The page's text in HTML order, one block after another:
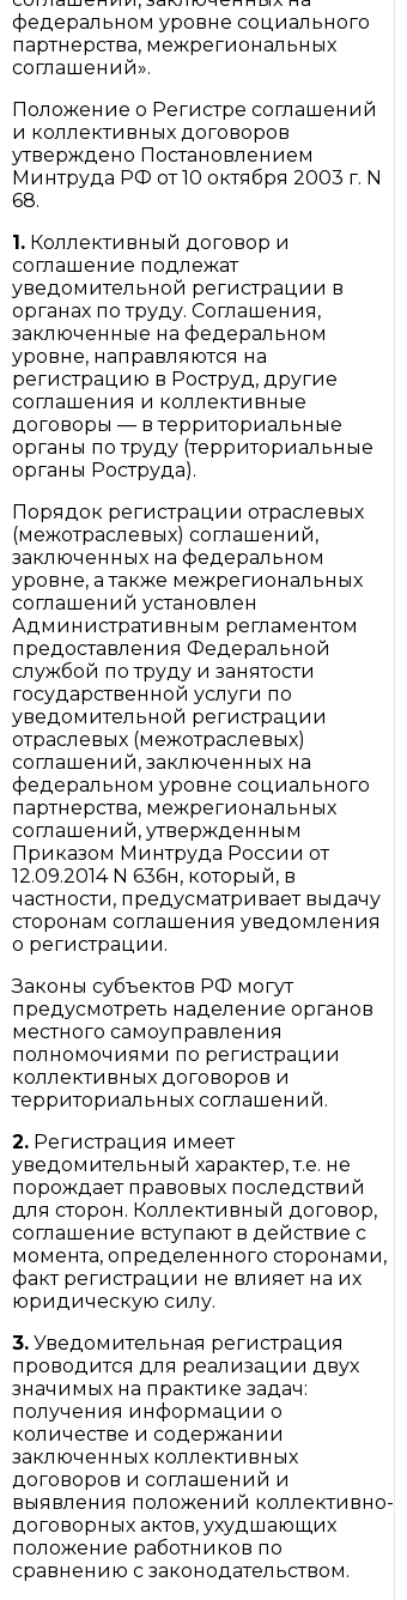
федеральном уровне социального
партнерства, межрегиональных
соглашений».
Положение о Регистре соглашений
и коллективных договоров
утверждено Постановлением
Минтруда РФ от 10 октября 2003 г. N
68.
1. Коллективный договор и
соглашение подлежат
уведомительной регистрации в
органах по труду. Соглашения,
заключенные на федеральном
уровне, направляются на
регистрацию в Роструд, другие
соглашения и коллективные
договоры — в территориальные
органы по труду (территориальные
органы Роструда).
Порядок регистрации отраслевых
(межотраслевых) соглашений,
заключенных на федеральном
уровне, а также межрегиональных
соглашений установлен
Административным регламентом
предоставления Федеральной
службой по труду и занятости
государственной услуги по
уведомительной регистрации
отраслевых (межотраслевых)
соглашений, заключенных на
федеральном уровне социального
партнерства, межрегиональных
соглашений, утвержденным
Приказом Минтруда России от
12.09.2014 N 636н, который, в
частности, предусматривает выдачу
сторонам соглашения уведомления
о регистрации.
Законы субъектов РФ могут
предусмотреть наделение органов
местного самоуправления
полномочиями по регистрации
коллективных договоров и
территориальных соглашений.
2. Регистрация имеет
уведомительный характер, т.е. не
порождает правовых последствий
для сторон. Коллективный договор,
соглашение вступают в действие с
момента, определенного сторонами,
факт регистрации не влияет на их
юридическую силу.
3. Уведомительная регистрация
проводится для реализации двух
значимых на практике задач:
получения информации о
количестве и содержании
заключенных коллективных
договоров и соглашений и
выявления положений коллективно-
договорных актов, ухудшающих
положение работников по
сравнению с законодательством.